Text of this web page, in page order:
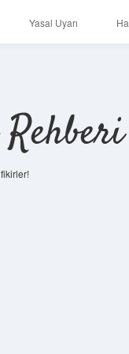
Yasal Uyarı